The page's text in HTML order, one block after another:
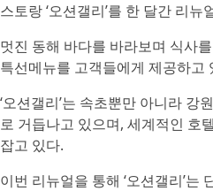
스토랑 ‘오션갤리’를 한 달간 리뉴
멋진 동해 바다를 바라보며 식사
특선메뉴를 고객들에게 제공하고
‘오션갤리’는 속초뿐만 아니라
로 거듭나고 있으며, 세계적인 호
잡고 있다.
이번 리뉴얼을 통해 ‘오션갤리’